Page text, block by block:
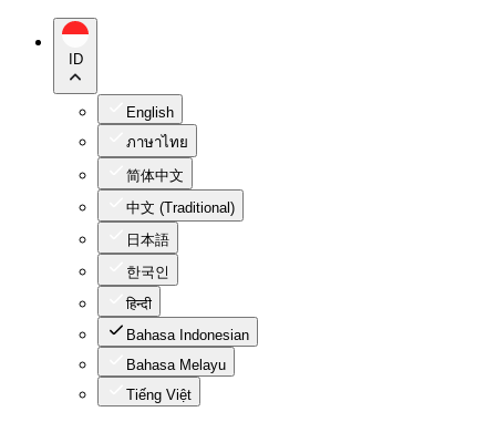
ID
English
ภาษาไทย
简体中文
中文 (Traditional)
日本語
한국인
हिन्दी
Bahasa Indonesian
Bahasa Melayu
Tiếng Việt